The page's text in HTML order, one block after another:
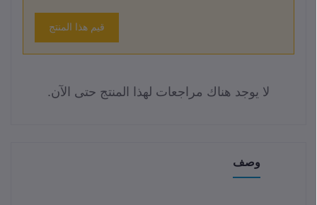
قيم هذا المنتج
لا يوجد هناك مراجعات لهذا المنتج حتى الآن.
وصف